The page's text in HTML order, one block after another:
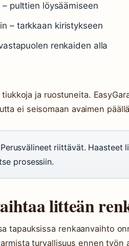
– pulttien löysäämiseen
– tarkkaan kiristykseen
renkaiden alla
ja ruostuneita.
ei seisomaan avaimen
Perusvälineet riittävät. Haasteet
prosessiin.
litteän
tapauksissa renkaanvaihto
turvallisuus ennen työn